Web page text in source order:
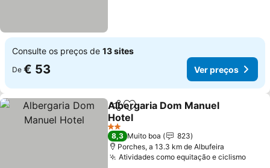
Consulte os preços de 13 sites
De € 53 Ver preços
PartilharAdicionar aos favoritos
Albergaria Dom Manuel
Hotel
2 Estrelas
8,3 Muito boa
823
Porches, a 13.3 km de Albufeira
Atividades como equitação e ciclismo